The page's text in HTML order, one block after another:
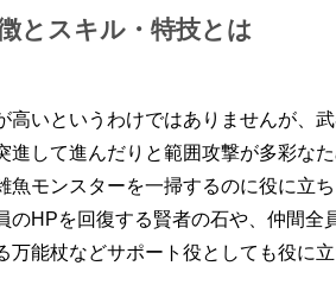
とスキル・特技とは
高いというわけではありませんが、
進して進んだりと範囲攻撃が多彩な
魚モンスターを一掃するのに役に立ち
のHPを回復する賢者の石や、仲間全
万能杖などサポート役としても役に立